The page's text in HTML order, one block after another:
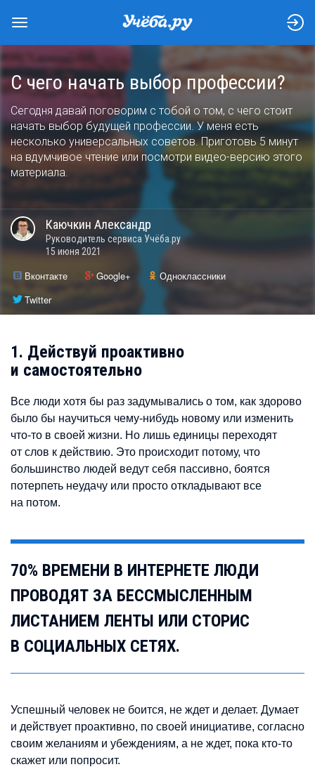
С чего начать выбор профессии?
Сегодня давай поговорим с тобой о том, с чего стоит
начать выбор будущей профессии. У меня есть
несколько универсальных советов. Приготовь 5 минут
на вдумчивое чтение или посмотри видео-версию этого
материала.
Каючкин Александр
Руководитель сервиса Учёба.ру
15 июня 2021
Вконтакте Google+
Одноклассники
Twitter
1. Действуй проактивно
и самостоятельно
Все люди хотя бы раз задумывались о том, как здорово
было бы научиться чему-нибудь новому или изменить
что-то в своей жизни. Но лишь единицы переходят
от слов к действию. Это происходит потому, что
большинство людей ведут себя пассивно, боятся
потерпеть неудачу или просто откладывают все
на потом.
70% ВРЕМЕНИ В ИНТЕРНЕТЕ ЛЮДИ
ПРОВОДЯТ ЗА БЕССМЫСЛЕННЫМ
ЛИСТАНИЕМ ЛЕНТЫ ИЛИ СТОРИС
В СОЦИАЛЬНЫХ СЕТЯХ.
Успешный человек не боится, не ждет и делает. Думает
и действует проактивно, по своей инициативе, согласно
своим желаниям и убеждениям, а не ждет, пока кто-то
скажет или попросит.